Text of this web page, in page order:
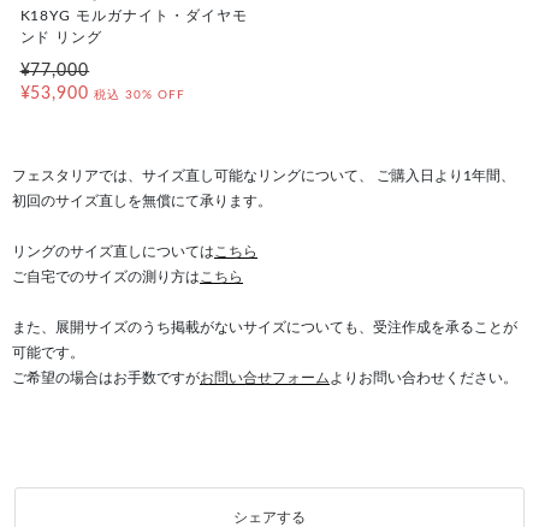
K18YG モルガナイト・ダイヤモ
ンド リング
¥77,000
¥53,900 税込 30% OFF
フェスタリアでは、サイズ直し可能なリングについて、 ご購入日より1年間、
初回のサイズ直しを無償にて承ります。
リングのサイズ直しについては こちら
ご自宅でのサイズの測り方は こちら
また、展開サイズのうち掲載がないサイズについても、受注作成を承ることが
可能です。
ご希望の場合はお手数ですがお問い合せフォーム よりお問い合わせください。
シェアする